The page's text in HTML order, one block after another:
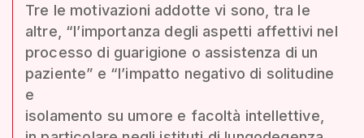
Tre le motivazioni addotte vi sono, tra le
altre, “l’importanza degli aspetti affettivi nel
processo di guarigione o assistenza di un
paziente” e “l’impatto negativo di solitudine
e
isolamento su umore e facoltà intellettive,